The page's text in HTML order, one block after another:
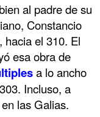
al padre de su
Constancio
hacia el 310. El
esa obra de
a lo ancho
Incluso, a
las Galias.